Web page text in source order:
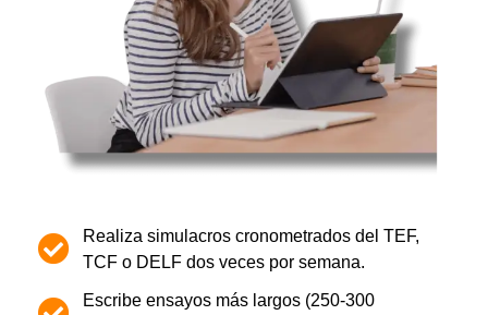
Realiza simulacros cronometrados del TEF,
TCF o DELF dos veces por semana.
Escribe ensayos más largos (250-300